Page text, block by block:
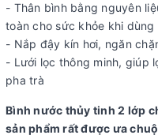
- Thân bình bằng nguyên
toàn cho sức khỏe khi dùng
- Nắp đậy kín hơi, ngăn
- Lưới lọc thông minh, giúp
pha trà
Bình nước thủy tinh 2 lớp
sản phẩm rất được ưa